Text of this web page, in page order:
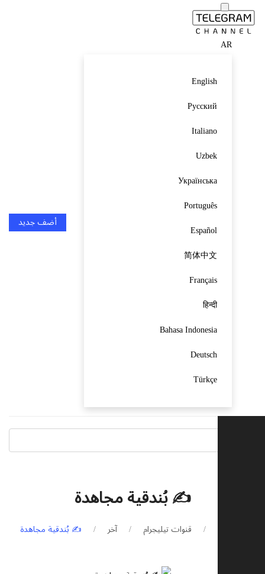
AR
English
Русский
Italiano
Uzbek
Українська
Português
Español
简体中文
Français
हिन्दी
Bahasa Indonesia
Deutsch
Türkçe
أضف جديد
✍ بُندقية مجاهدة
قنوات تيليجرام آخر ✍ بُندقية مجاهدة